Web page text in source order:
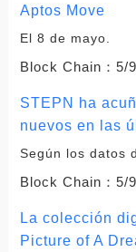
Aptos Move
El 8 de mayo.
Block Chain： 5/
STEPN ha
nuevos en las
Según los datos
Block Chain： 5/
La colección
Picture of A